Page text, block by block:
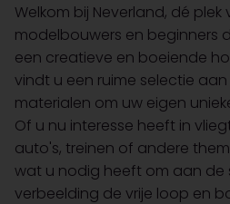
Welkom bij Neverland, dé
modelbouwers en beginners
een creatieve en boeiende
vindt u een ruime selectie
materialen om uw eigen
Of u nu interesse heeft in
auto's, treinen of andere
wat u nodig heeft om aan de
verbeelding de vrije loop en